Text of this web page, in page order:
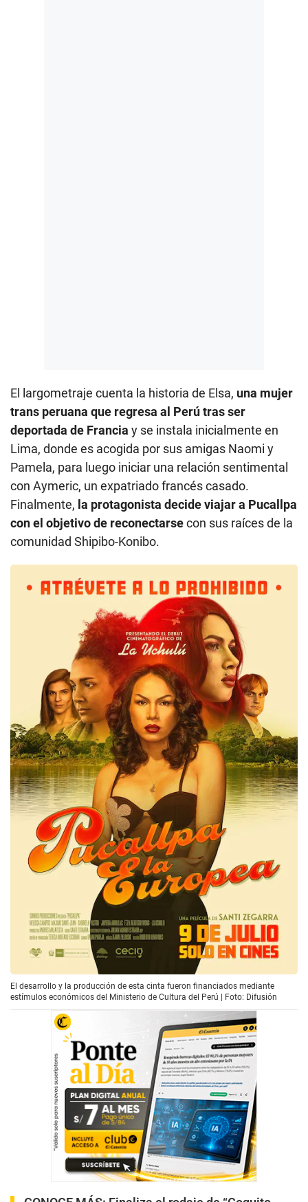
El largometraje cuenta la historia de Elsa, una mujer
trans peruana que regresa al Perú tras ser
deportada de Francia y se instala inicialmente en
Lima, donde es acogida por sus amigas Naomi y
Pamela, para luego iniciar una relación sentimental
con Aymeric, un expatriado francés casado.
Finalmente, la protagonista decide viajar a Pucallpa
con el objetivo de reconectarsecon sus raíces de la
comunidad Shipibo-Konibo.
El desarrollo y la producción de esta cinta fueron financiados mediante
estímulos económicos del Ministerio de Cultura del Perú | Foto: Difusión